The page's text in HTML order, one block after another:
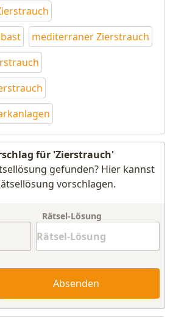
mediterraner Zierstrauch
für 'Zierstrauch'
gefunden? Hier kannst
vorschlagen.
Rätsel-Lösung
Absenden